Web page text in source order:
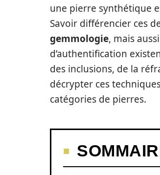
une pierre synthétique
Savoir différencier ces
gemmologie, mais
d’authentification
des inclusions, de la
décrypter ces
catégories de pierres.